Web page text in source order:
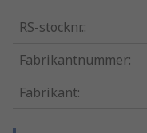
RS-stocknr.:
Fabrikantnummer:
Fabrikant: